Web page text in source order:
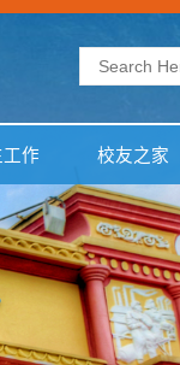
工作 校友之家